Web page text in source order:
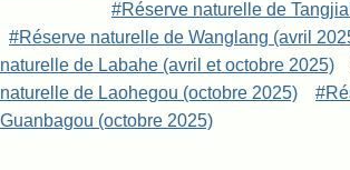
#Réserve naturelle de
#Réserve naturelle de Wanglang (avril
naturelle de Labahe (avril et octobre 2025)
naturelle de Laohegou (octobre 2025)
Guanbagou (octobre 2025)